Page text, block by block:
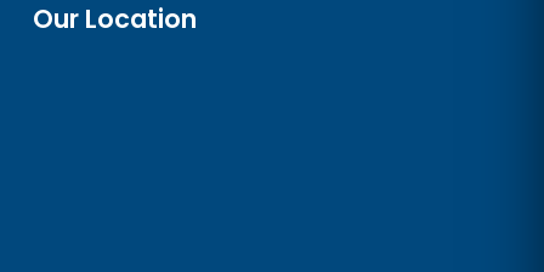
Our Location